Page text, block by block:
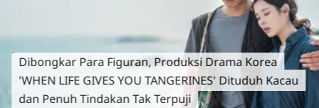
Dibongkar Para Figuran, Produksi Drama Korea
'WHEN LIFE GIVES YOU TANGERINES' Dituduh Kacau
dan Penuh Tindakan Tak Terpuji